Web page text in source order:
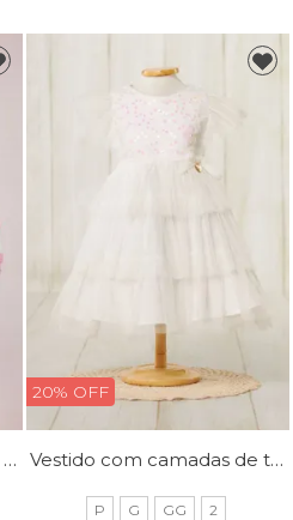
Vestido de super soft cute estampado
20% OFF
Vestido com camadas de tule e peito de paete
P G GG 2